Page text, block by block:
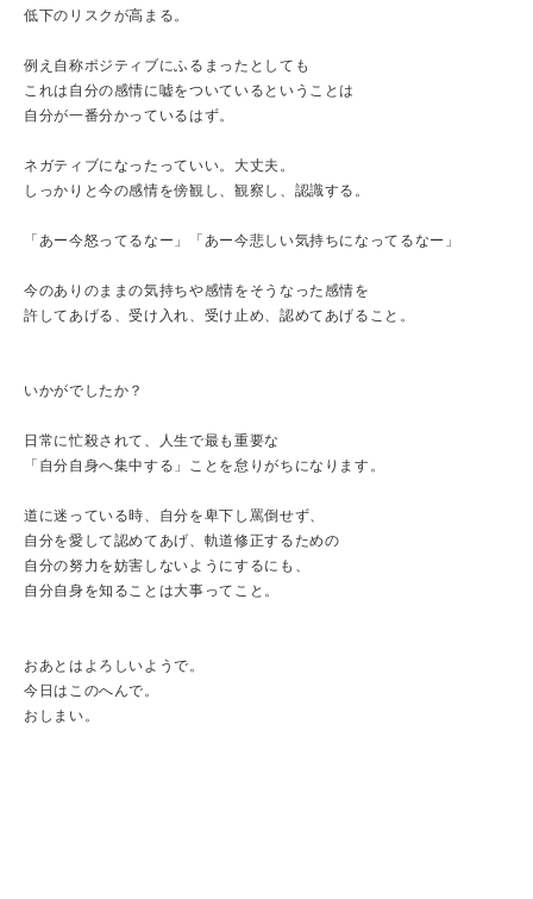
低下のリスクが高まる。
例え自称ポジティブにふるまったとしても
これは自分の感情に嘘をついているということは
自分が一番分かっているはず。
ネガティブになったっていい。大丈夫。
しっかりと今の感情を傍観し、観察し、認識する。
「あー今怒ってるなー」「あー今悲しい気持ちになってるなー」
今のありのままの気持ちや感情をそうなった感情を
許してあげる、受け入れ、受け止め、認めてあげること。
いかがでしたか？
日常に忙殺されて、人生で最も重要な
「自分自身へ集中する」ことを怠りがちになります。
道に迷っている時、自分を卑下し罵倒せず、
自分を愛して認めてあげ、軌道修正するための
自分の努力を妨害しないようにするにも、
自分自身を知ることは大事ってこと。
おあとはよろしいようで。
今日はこのへんで。
おしまい。